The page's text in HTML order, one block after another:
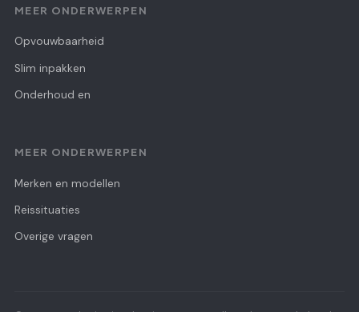
MEER ONDERWERPEN
Opvouwbaarheid
Slim inpakken
Onderhoud en
MEER ONDERWERPEN
Merken en modellen
Reissituaties
Overige vragen